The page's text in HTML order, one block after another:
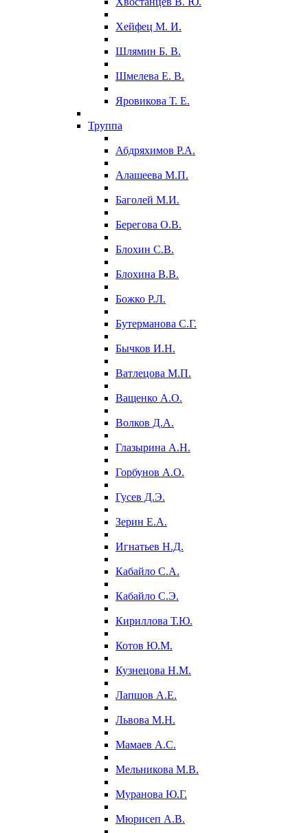
Хейфец М. И.
Шлямин Б. В.
Шмелева Е. В.
Яровикова Т. Е.
Труппа
Абдряхимов Р.А.
Алашеева М.П.
Баголей М.И.
Берегова О.В.
Блохин С.В.
Блохина В.В.
Божко Р.Л.
Бутерманова С.Г.
Бычков И.Н.
Ватлецова М.П.
Ващенко А.О.
Волков Д.А.
Глазырина А.Н.
Горбунов А.О.
Гусев Д.Э.
Зерин Е.А.
Игнатьев Н.Д.
Кабайло С.А.
Кабайло С.Э.
Кириллова Т.Ю.
Котов Ю.М.
Кузнецова Н.М.
Лапшов А.Е.
Львова М.Н.
Мамаев А.С.
Мельникова М.В.
Муранова Ю.Г.
Мюрисеп А.В.